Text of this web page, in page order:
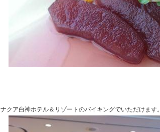
ナクア白神ホテル＆リゾートのバイキングでいただけます。